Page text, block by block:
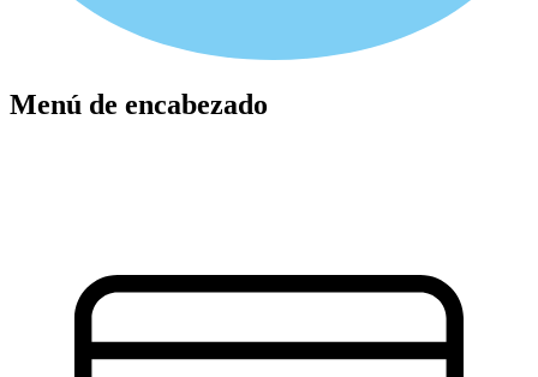
Menú de encabezado